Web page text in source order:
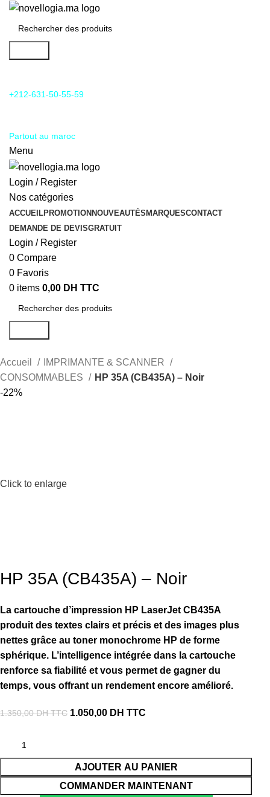
+212-631-50-55-59
Partout au maroc
Menu
Login / Register
Nos catégories
ACCUEILPROMOTIONNOUVEAUTÉSMARQUESCONTACT
DEMANDE DE DEVISGRATUIT
Login / Register
0 Compare
0 Favoris
0 items 0,00 DH TTC
Accueil
IMPRIMANTE & SCANNER
CONSOMMABLES
HP 35A (CB435A) – Noir
-22%
Click to enlarge
HP 35A (CB435A) – Noir
La cartouche d’impression HP LaserJet CB435A
produit des textes clairs et précis et des images plus
nettes grâce au toner monochrome HP de forme
sphérique. L’intelligence intégrée dans la cartouche
renforce sa fiabilité et vous permet de gagner du
temps, vous offrant un rendement encore amélioré.
1.350,00DH TTC 1.050,00 DH TTC
AJOUTER AU PANIER
COMMANDER MAINTENANT